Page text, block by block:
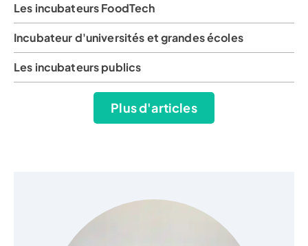
Les incubateurs FoodTech
Incubateur d'universités et grandes écoles
Les incubateurs publics
Plus d'articles